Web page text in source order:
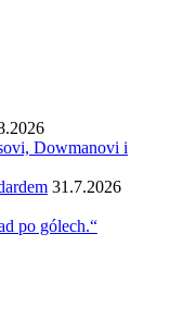
Dowmanovi i
31.7.2026
po gólech.“